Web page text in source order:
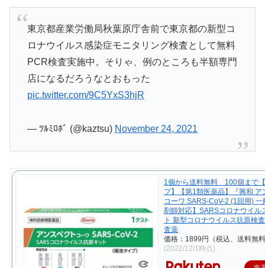
東京都産業労働局秋葉原庁舎前で東京都の新型コ
ロナウイルス感染症モニタリング検査として無料
PCR検査実施中。そりゃ、例のところも半額専門
店になるだろうなとおもった
pic.twitter.com/9C5YxS3hjR
— ﾂﾙﾐﾛﾎﾞ (@kaztsu) November 24, 2021
1個から送料無料 100個まで
プ】【第1類医薬品】『興和 ア
コーワ SARS-CoV-2 (1回用) 一
剤師対応】SARSコロナウイル
ト 新型コロナウイルス抗原検
査薬
価格：1899円（税込、送料無
(2022/12/1時点)